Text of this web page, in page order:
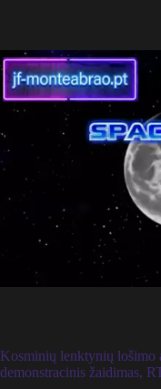
Kosminių lenktynių lošimo
demonstracinis žaidimas,